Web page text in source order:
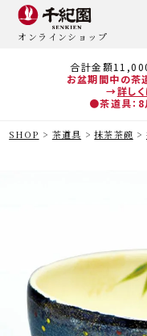
合計金額
お盆期間中の茶
→詳し
●茶道具：8
オンラインショップ
SHOP 茶道具 抹茶茶碗